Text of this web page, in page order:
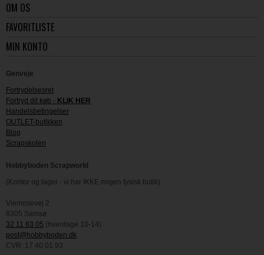
OM OS
FAVORITLISTE
MIN KONTO
Genveje
Fortrydelsesret
Fortryd dit køb - KLIK HER
Handelsbetingelser
OUTLET-butikken
Blog
Scrapskolen
Hobbyboden Scrapworld
(Kontor og lager - vi har IKKE nogen fysisk butik)
Viemosevej 2
8305 Samsø
32 11 83 05 (hverdage 10-14)
post@hobbyboden.dk
CVR: 17 40 01 93